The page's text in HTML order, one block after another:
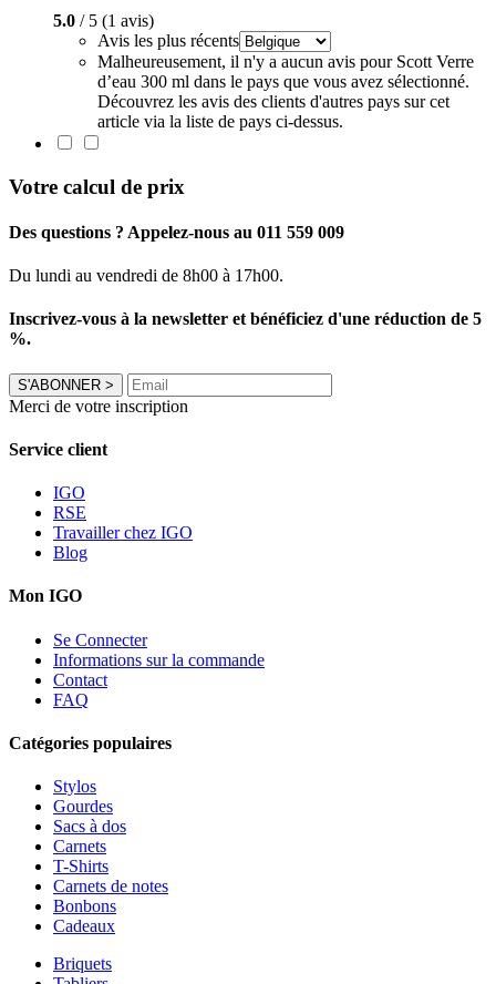
5.0 / 5 (1 avis)
Avis les plus récents
Malheureusement, il n'y a aucun avis pour Scott Verre
d’eau 300 ml dans le pays que vous avez sélectionné.
Découvrez les avis des clients d'autres pays sur cet
article via la liste de pays ci-dessus.
Votre calcul de prix
Des questions ? Appelez-nous au 011 559 009
Du lundi au vendredi de 8h00 à 17h00.
Inscrivez-vous à la newsletter et bénéficiez d'une réduction de 5
%.
S'ABONNER >
Merci de votre inscription
Service client
IGO
RSE
Travailler chez IGO
Blog
Mon IGO
Se Connecter
Informations sur la commande
Contact
FAQ
Catégories populaires
Stylos
Gourdes
Sacs à dos
Carnets
T-Shirts
Carnets de notes
Bonbons
Cadeaux
Briquets